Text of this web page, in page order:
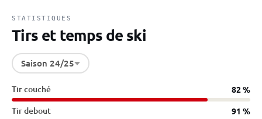
STATISTIQUES
Tirs et temps de ski
Saison 24/25
Tir couché 82 %
Tir debout 91 %